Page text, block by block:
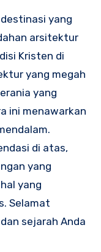
yang
arsitektur
Kristen di
yang megah
yang
ini menawarkan
di atas,
yang
yang
Selamat
sejarah Anda